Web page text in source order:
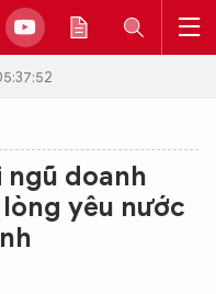
ngũ doanh
yêu nước